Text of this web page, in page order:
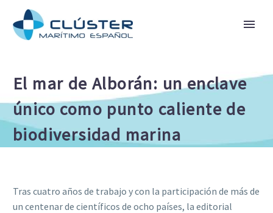
El mar de Alborán: un enclave
único como punto caliente de
biodiversidad marina
Tras cuatro años de trabajo y con la participación de más de
un centenar de científicos de ocho países, la editorial